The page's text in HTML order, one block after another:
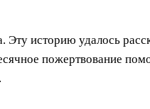
Эту историю удалось
пожертвование